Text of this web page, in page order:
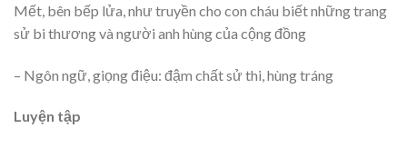
Mết, bên bếp lửa, như truyền cho con cháu biết những trang
sử bi thương và người anh hùng của cộng đồng
– Ngôn ngữ, giọng điệu: đậm chất sử thi, hùng tráng
Luyện tập